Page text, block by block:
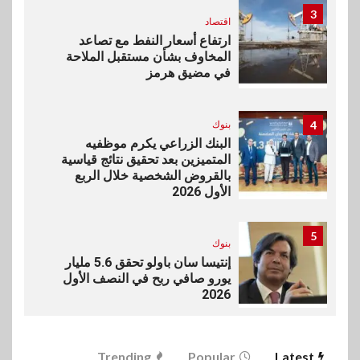
3
اقتصاد
ارتفاع أسعار النفط مع تصاعد
المخاوف بشأن مستقبل الملاحة
في مضيق هرمز
4 بنوك
البنك الزراعي يكرم موظفيه
المتميزين بعد تحقيق نتائج قياسية
بالقروض الشخصية خلال الربع
الأول 2026
5
بنوك
إنتيسا سان باولو تحقق 5.6 مليار
يورو صافي ربح في النصف الأول
2026
Latest
Popular
Trending